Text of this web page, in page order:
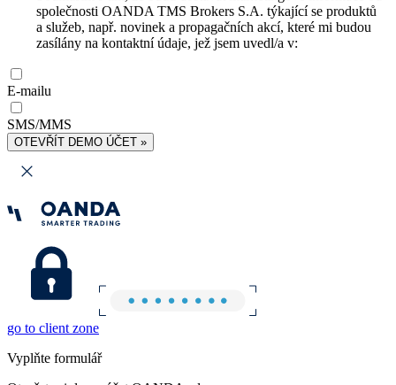
společnosti OANDA TMS Brokers S.A. týkající se produktů
a služeb, např. novinek a propagačních akcí, které mi budou
zasílány na kontaktní údaje, jež jsem uvedl/a v:
E-mailu
SMS/MMS
OTEVŘÍT DEMO ÚČET »
go to client zone
Vyplňte formulář